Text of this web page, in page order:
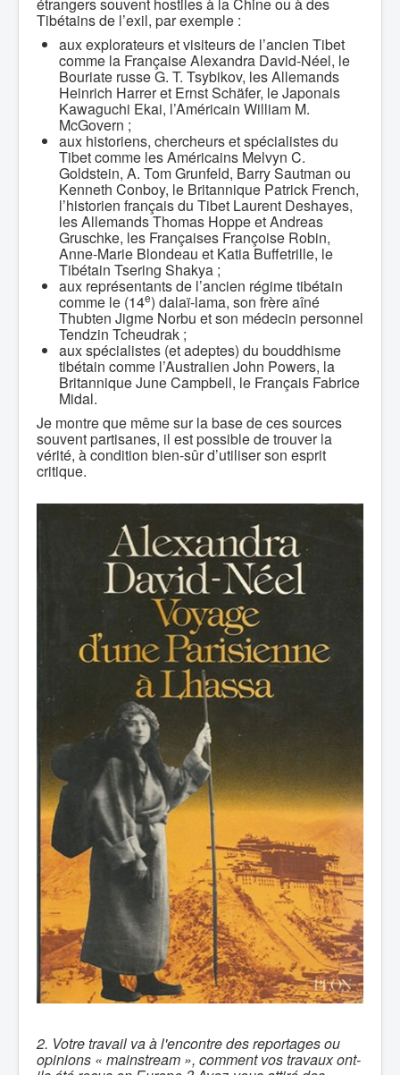
Tibétains de l’exil, par exemple :
aux explorateurs et visiteurs de l’ancien Tibet
comme la Française Alexandra David-Néel, le
Bouriate russe G. T. Tsybikov, les Allemands
Heinrich Harrer et Ernst Schäfer, le Japonais
Kawaguchi Ekai, l’Américain William M.
McGovern ;
aux historiens, chercheurs et spécialistes du
Tibet comme les Américains Melvyn C.
Goldstein, A. Tom Grunfeld, Barry Sautman ou
Kenneth Conboy, le Britannique Patrick French,
l’historien français du Tibet Laurent Deshayes,
les Allemands Thomas Hoppe et Andreas
Gruschke, les Françaises Françoise Robin,
Anne-Marie Blondeau et Katia Buffetrille, le
Tibétain Tsering Shakya ;
aux représentants de l’ancien régime tibétain
comme le (14e) dalaï-lama, son frère aîné
Thubten Jigme Norbu et son médecin personnel
Tendzin Tcheudrak ;
aux spécialistes (et adeptes) du bouddhisme
tibétain comme l’Australien John Powers, la
Britannique June Campbell, le Français Fabrice
Midal.
Je montre que même sur la base de ces sources
souvent partisanes, il est possible de trouver la
vérité, à condition bien-sûr d’utiliser son esprit
critique.
2. Votre travail va à l'encontre des reportages ou
opinions « mainstream », comment vos travaux ont-